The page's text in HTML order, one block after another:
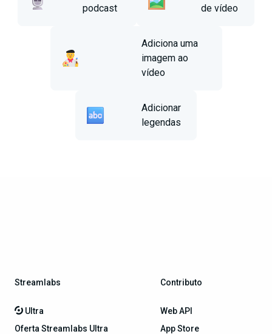
podcast
de vídeo
Adiciona uma
imagem ao
vídeo
Adicionar
legendas
Streamlabs
Ultra
Oferta Streamlabs Ultra
Contributo
Web API
App Store